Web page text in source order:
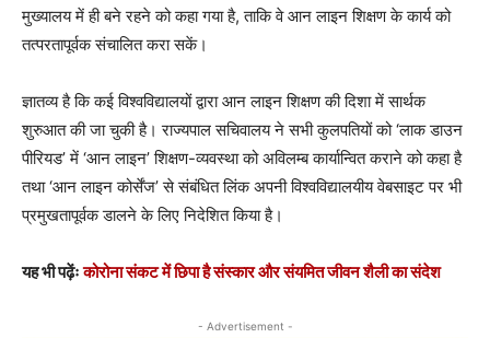
मुख्यालय में ही बने रहने को कहा गया है, ताकि वे आन लाइन शिक्षण के कार्य को
तत्परतापूर्वक संचालित करा सकें।
ज्ञातव्य है कि कई विश्वविद्यालयों द्वारा आन लाइन शिक्षण की दिशा में सार्थक
शुरुआत की जा चुकी है। राज्यपाल सचिवालय ने सभी कुलपतियों को ‘लाक डाउन
पीरियड’ में ‘आन लाइन’ शिक्षण-व्यवस्था को अविलम्ब कार्यान्वित कराने को कहा है
तथा ‘आन लाइन कोर्सेंज’ से संबंधित लिंक अपनी विश्वविद्यालयीय वेबसाइट पर भी
प्रमुखतापूर्वक डालने के लिए निदेशित किया है।
यह भी पढ़ेंःकोरोना संकट में छिपा है संस्कार और संयमित जीवन शैली का संदेश
- Advertisement -